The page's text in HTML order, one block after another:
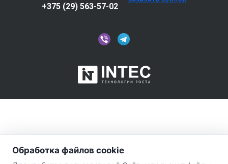
+375 (29) 563-57-02
Обработка файлов cookie